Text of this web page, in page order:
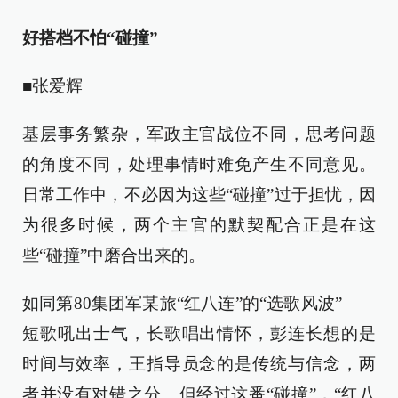
好搭档不怕“碰撞”
■张爱辉
基层事务繁杂，军政主官战位不同，思考问题
的角度不同，处理事情时难免产生不同意见。
日常工作中，不必因为这些“碰撞”过于担忧，因
为很多时候，两个主官的默契配合正是在这
些“碰撞”中磨合出来的。
如同第80集团军某旅“红八连”的“选歌风波”——
短歌吼出士气，长歌唱出情怀，彭连长想的是
时间与效率，王指导员念的是传统与信念，两